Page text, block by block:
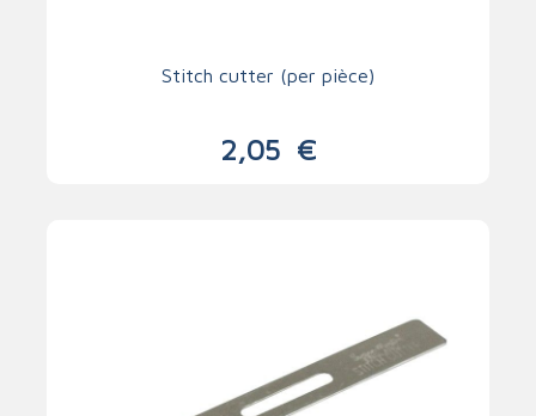
Stitch cutter (per pièce)
2,05 €